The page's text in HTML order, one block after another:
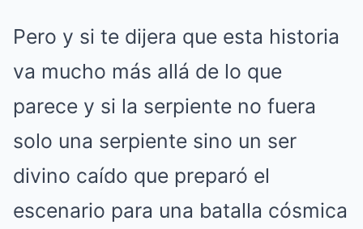
Pero y si te dijera que esta historia
va mucho más allá de lo que
parece y si la serpiente no fuera
solo una serpiente sino un ser
divino caído que preparó el
escenario para una batalla cósmica